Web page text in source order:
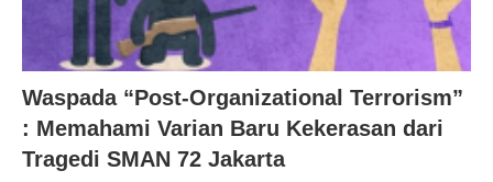
Waspada “Post-Organizational Terrorism”
: Memahami Varian Baru Kekerasan dari
Tragedi SMAN 72 Jakarta